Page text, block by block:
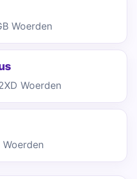
Woerden
Woerden